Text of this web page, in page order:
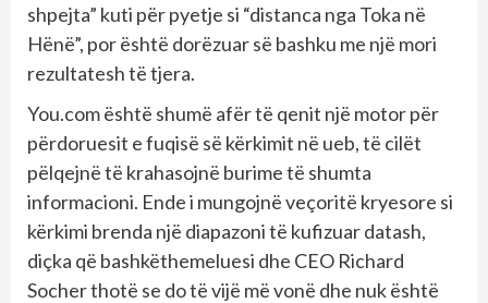
shpejta” kuti për pyetje si “distanca nga Toka në
Hënë”, por është dorëzuar së bashku me një mori
rezultatesh të tjera.
You.com është shumë afër të qenit një motor për
përdoruesit e fuqisë së kërkimit në ueb, të cilët
pëlqejnë të krahasojnë burime të shumta
informacioni. Ende i mungojnë veçoritë kryesore si
kërkimi brenda një diapazoni të kufizuar datash,
diçka që bashkëthemeluesi dhe CEO Richard
Socher thotë se do të vijë më vonë dhe nuk është